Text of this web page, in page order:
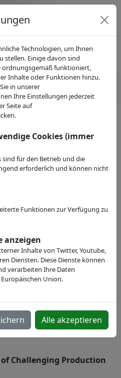
Tomorrow:
Patient Monitoring
Analysis via Microfluidics
Monitoring of Critical
Challenging Production
Technologien, um Ihnen
stellen. Einige davon sind
ordnungsgemäß funktioniert,
Inhalte oder Funktionen hinzu.
in unserer
Ihre Einstellungen jederzeit
Seite auf
Cookies (immer
sind für den Betrieb und die
erforderlich und können nicht
Funktionen zur Verfügung zu
anzeigen
Inhalte von Twitter, Youtube,
Diensten. Diese Dienste können
verarbeiten Ihre Daten
Union.
Alle akzeptieren